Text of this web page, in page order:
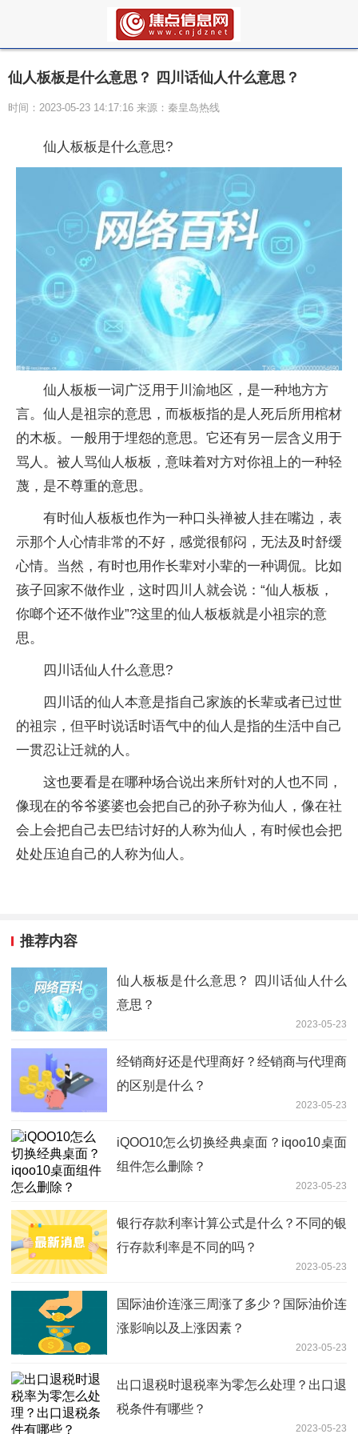
仙人板板是什么意思？ 四川话仙人什么意思？
时间：2023-05-23 14:17:16 来源：秦皇岛热线
仙人板板是什么意思?
仙人板板一词广泛用于川渝地区，是一种地方方
言。仙人是祖宗的意思，而板板指的是人死后所用棺材
的木板。一般用于埋怨的意思。它还有另一层含义用于
骂人。被人骂仙人板板，意味着对方对你祖上的一种轻
蔑，是不尊重的意思。
有时仙人板板也作为一种口头禅被人挂在嘴边，表
示那个人心情非常的不好，感觉很郁闷，无法及时舒缓
心情。当然，有时也用作长辈对小辈的一种调侃。比如
孩子回家不做作业，这时四川人就会说：“仙人板板，
你啷个还不做作业”?这里的仙人板板就是小祖宗的意
思。
四川话仙人什么意思?
四川话的仙人本意是指自己家族的长辈或者已过世
的祖宗，但平时说话时语气中的仙人是指的生活中自己
一贯忍让迁就的人。
这也要看是在哪种场合说出来所针对的人也不同，
像现在的爷爷婆婆也会把自己的孙子称为仙人，像在社
会上会把自己去巴结讨好的人称为仙人，有时候也会把
处处压迫自己的人称为仙人。
推荐内容
仙人板板是什么意思？ 四川话仙人什么
意思？
2023-05-23
经销商好还是代理商好？经销商与代理商
的区别是什么？
2023-05-23
iQOO10怎么切换经典桌面？iqoo10桌面
组件怎么删除？
2023-05-23
银行存款利率计算公式是什么？不同的银
行存款利率是不同的吗？
2023-05-23
国际油价连涨三周涨了多少？国际油价连
涨影响以及上涨因素？
2023-05-23
出口退税时退税率为零怎么处理？出口退
税条件有哪些？
2023-05-23